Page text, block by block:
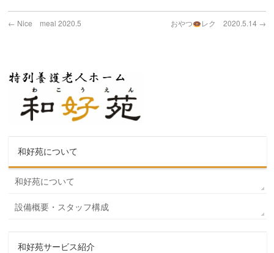
← Nice meal 2020.5 おやつ レク 2020.5.14 →
和好苑について
和好苑について
設備概要・スタッフ構成
和好苑サービス紹介